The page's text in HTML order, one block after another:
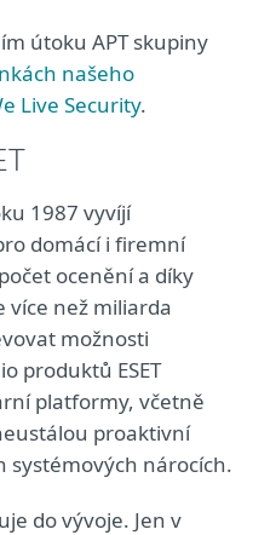
útoku APT skupiny
našeho
Live Security.
1987 vyvíjí
domácí i firemní
ocenění a díky
více než miliarda
možnosti
produktů ESET
platformy, včetně
proaktivní
nárocích.
do vývoje. Jen v